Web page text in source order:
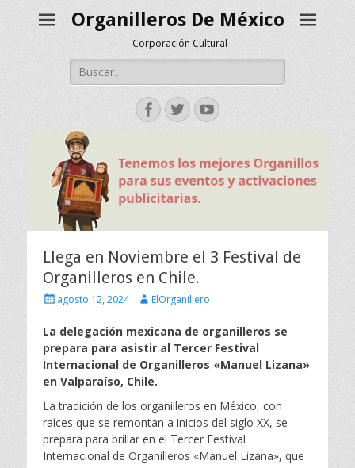
Organilleros De México
Corporación Cultural
Buscar:
Facebook
TwitterYouTube
Llega en Noviembre el 3 Festival de
Organilleros en Chile.
Escritoagosto 12, 2024 AutorElOrganillero
La delegación mexicana de organilleros se
prepara para asistir al Tercer Festival
Internacional de Organilleros «Manuel Lizana»
en Valparaíso, Chile.
La tradición de los organilleros en México, con
raíces que se remontan a inicios del siglo XX, se
prepara para brillar en el Tercer Festival
Internacional de Organilleros «Manuel Lizana», que